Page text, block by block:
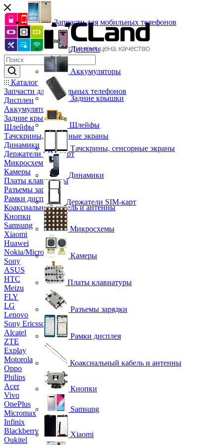
Каталог
Запчасти для мобильных телефонов
Дисплеи
Аккумуляторы
Задние крышки
Шлейфы
Тачскрины, сенсорные экраны
Динамики
Держатели SIM-карт
Микросхемы
Камеры
Платы клавиатуры
Разъемы зарядки
Рамки дисплея
Коаксиальный кабель и антенны
Кнопки
Samsung
Xiaomi
Huawei
Nokia/Microsoft
Sony
ASUS
HTC
Meizu
FLY
LG
Lenovo
Sony Ericsson
Alcatel
ZTE
Explay
Motorola
Oppo
Philips
Acer
Vivo
OnePlus
Micromax
Infinix
Blackberry
Oukitel
Запчасти для мобильных телефонов
Дисплеи
Аккумуляторы
Задние крышки
Шлейфы
Тачскрины, сенсорные экраны
Динамики
Держатели SIM-карт
Микросхемы
Камеры
Платы клавиатуры
Разъемы зарядки
Рамки дисплея
Коаксиальный кабель и антенны
Кнопки
Samsung
Xiaomi